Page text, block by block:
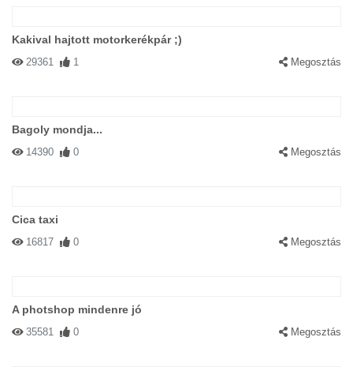
Kakival hajtott motorkerékpár ;)
29361 1 Megosztás
Bagoly mondja...
14390 0 Megosztás
Cica taxi
16817 0 Megosztás
A photshop mindenre jó
35581 0 Megosztás